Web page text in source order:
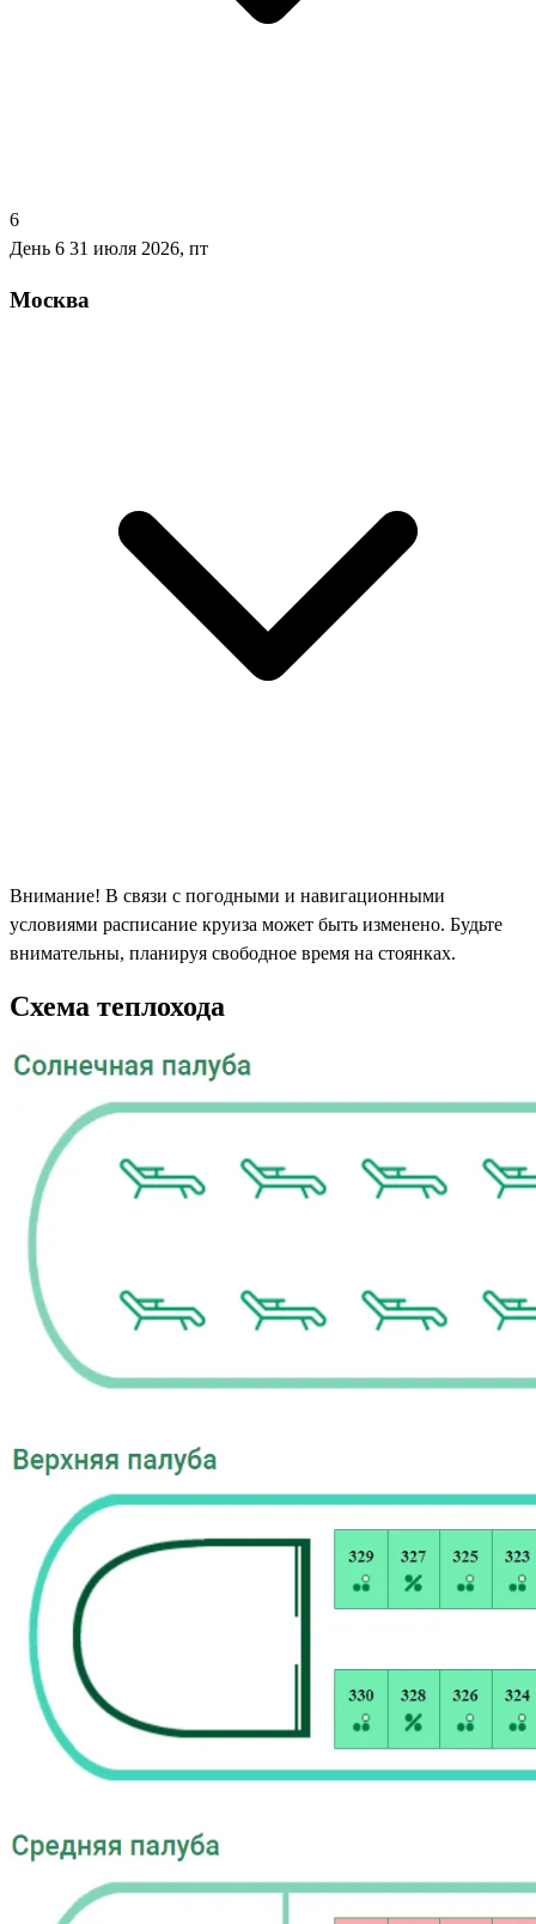
6
День 6 31 июля 2026, пт
Москва
Внимание! В связи с погодными и навигационными
условиями расписание круиза может быть изменено. Будьте
внимательны, планируя свободное время на стоянках.
Схема теплохода